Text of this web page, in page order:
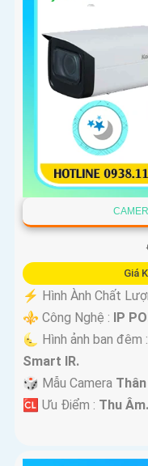
Giá
️⚡ Hình Ành Chất
⚜️ Công Nghệ : IP
🌜 Hình ảnh ban đêm :
Smart IR.
🎲 Mẫu Camera
️🆑 Ưu Điểm : Thu Âm.